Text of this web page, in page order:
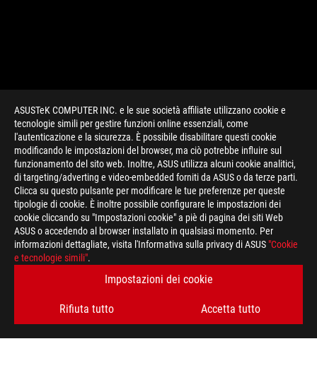
ASUSTeK COMPUTER INC. e le sue società affiliate utilizzano cookie e
tecnologie simili per gestire funzioni online essenziali, come
l'autenticazione e la sicurezza. È possibile disabilitare questi cookie
modificando le impostazioni del browser, ma ciò potrebbe influire sul
funzionamento del sito web. Inoltre, ASUS utilizza alcuni cookie analitici,
di targeting/adverting e video-embedded forniti da ASUS o da terze parti.
Clicca su questo pulsante per modificare le tue preferenze per queste
tipologie di cookie. È inoltre possibile configurare le impostazioni dei
cookie cliccando su "Impostazioni cookie" a piè di pagina dei siti Web
ASUS o accedendo al browser installato in qualsiasi momento. Per
informazioni dettagliate, visita l'Informativa sulla privacy di ASUS "Cookie
e tecnologie simili".
Impostazioni dei cookie
Rifiuta tutto Accetta tutto
> GAMING THE INTERNATIONAL 10
RIMANI AGGIORNATO SUL MONDO ROG